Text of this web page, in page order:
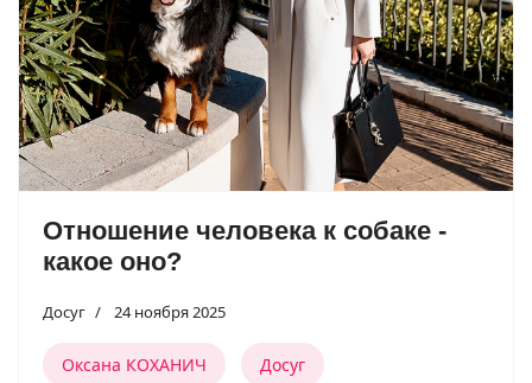
Отношение человека к собаке -
какое оно?
Досуг 24 ноября 2025
Оксана КОХАНИЧ Досуг